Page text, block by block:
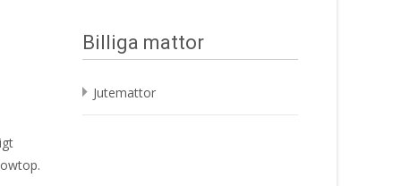
Billiga mattor
Jutemattor